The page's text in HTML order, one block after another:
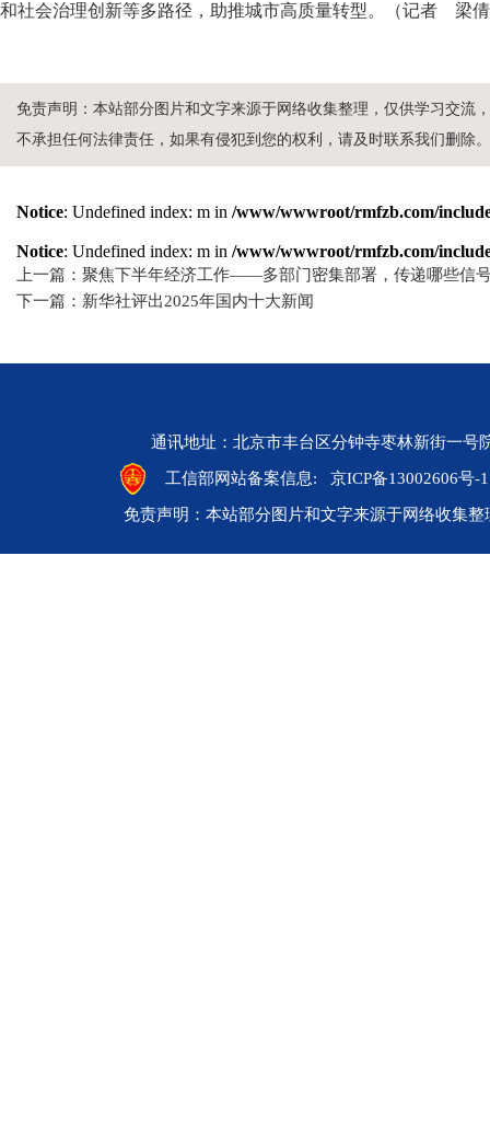
和社会治理创新等多路径，助推城市高质量转型。（记者 梁
免责声明：本站部分图片和文字来源于网络收集整理，仅供学习交流
不承担任何法律责任，如果有侵犯到您的权利，请及时联系我们删除。
Notice: Undefined index: m in /www/wwwroot/rmfzb.com/
Notice: Undefined index: m in /www/wwwroot/rmfzb.com/
上一篇：聚焦下半年经济工作——多部门密集部署，传递哪些信
下一篇：新华社评出2025年国内十大新闻
通讯地址：北京市丰台区分钟寺枣林新街一
工信部网站备案信息: 京ICP备13002606号-1
免责声明：本站部分图片和文字来源于网络收集